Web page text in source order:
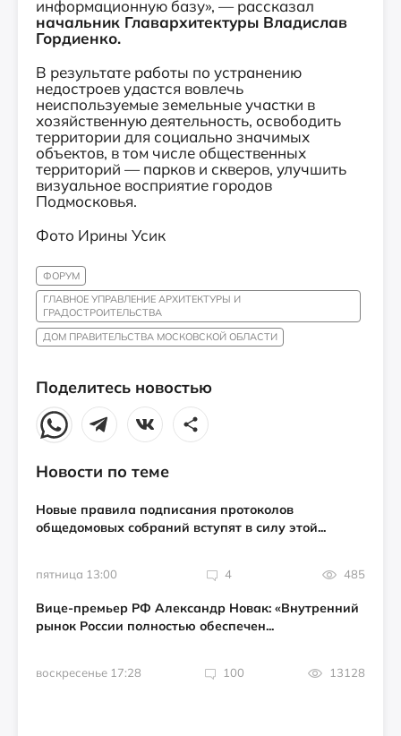
информационную базу», — рассказал
начальник Главархитектуры Владислав
Гордиенко.
В результате работы по устранению
недостроев удастся вовлечь
неиспользуемые земельные участки в
хозяйственную деятельность, освободить
территории для социально значимых
объектов, в том числе общественных
территорий — парков и скверов, улучшить
визуальное восприятие городов
Подмосковья.
Фото Ирины Усик
ФОРУМ
ГЛАВНОЕ УПРАВЛЕНИЕ АРХИТЕКТУРЫ И
ГРАДОСТРОИТЕЛЬСТВА
ДОМ ПРАВИТЕЛЬСТВА МОСКОВСКОЙ ОБЛАСТИ
Поделитесь новостью
Новости по теме
Новые правила подписания протоколов
общедомовых собраний вступят в силу этой...
пятница 13:00 4 485
Вице-премьер РФ Александр Новак: «Внутренний
рынок России полностью обеспечен...
воскресенье 17:28 100 13128